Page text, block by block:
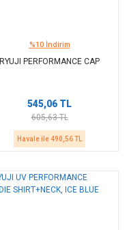
%10 İndirim
RYUJI PERFORMANCE CAP
545,06 TL
605,63 TL
Havale ile 490,56 TL